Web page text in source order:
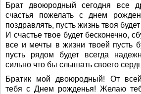
Брат двоюродный сегодня все
счастья пожелать с днем
поздравлять, пусть жизнь твоя
И счастье твое будет бесконечно,
все и мечты в жизни твоей пусть
пусть рядом будет всегда
сильно что бы слышать своего
Братик мой двоюродный! От
тебя с Днем рожденья! Желаю